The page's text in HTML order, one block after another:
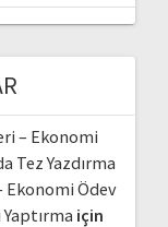
– Ekonomi
Tez Yazdırma
Ekonomi Ödev
için